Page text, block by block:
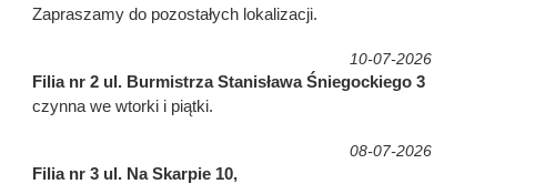
Zapraszamy do pozostałych lokalizacji.
10-07-2026
Filia nr 2 ul. Burmistrza Stanisława Śniegockiego 3
czynna we wtorki i piątki.
08-07-2026
Filia nr 3 ul. Na Skarpie 10,